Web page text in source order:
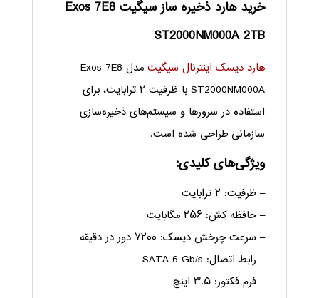
خرید هارد ذخیره ساز سیگیت Exos 7E8
ST2000NM000A 2TB
هارد دیسک اینترنال سیگیت
مدل Exos 7E8
ST2000NM000A با ظرفیت ۲ ترابایت، برای
استفاده در سرورها و سیستم‌های ذخیره‌سازی
سازمانی طراحی شده است.
ویژگی‌های کلیدی:
– ظرفیت: ۲ ترابایت
– حافظه کش: ۲۵۶ مگابایت
– سرعت چرخش دیسک: ۷۲۰۰ دور در دقیقه
– رابط اتصال: SATA 6 Gb/s
– فرم فکتور: ۳.۵ اینچ